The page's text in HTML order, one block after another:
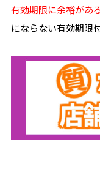
有効期限に余裕があ
にならない有効期限